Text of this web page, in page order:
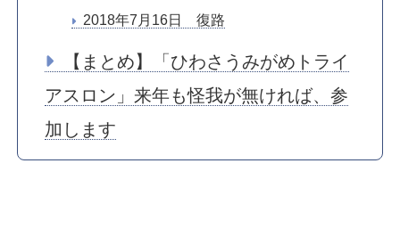
2018年7月16日 復路
【まとめ】「ひわさうみがめトライ
アスロン」来年も怪我が無ければ、参
加します